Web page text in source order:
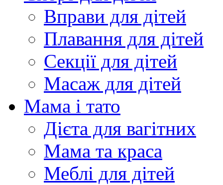
Вправи для дітей
Плавання для дітей
Секції для дітей
Масаж для дітей
Мама і тато
Дієта для вагітних
Мама та краса
Меблі для дітей